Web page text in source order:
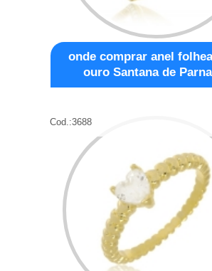
onde comprar anel
ouro Santana de
Cod.:3688